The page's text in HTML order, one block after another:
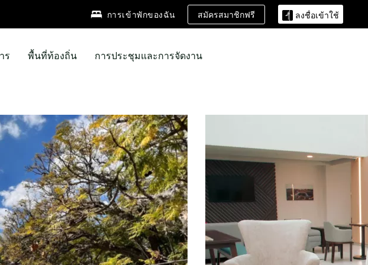
การเข้าพักของฉัน สมัครสมาชิกฟรี ลงชื่อเข้าใช้
ร พื้นที่ท้องถิ่น การประชุมและการจัดงาน